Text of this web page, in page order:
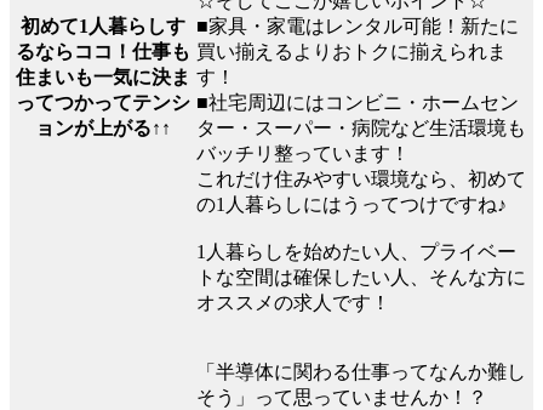
初めて1人暮らしす
るならココ！仕事も
住まいも一気に決ま
ってつかってテンシ
ョンが上がる↑↑
■家具・家電はレンタル可能！新たに
買い揃えるよりおトクに揃えられま
す！
■社宅周辺にはコンビニ・ホームセン
ター・スーパー・病院など生活環境も
バッチリ整っています！
これだけ住みやすい環境なら、初めて
の1人暮らしにはうってつけですね♪
1人暮らしを始めたい人、プライベー
トな空間は確保したい人、そんな方に
オススメの求人です！
「半導体に関わる仕事ってなんか難し
そう」って思っていませんか！？